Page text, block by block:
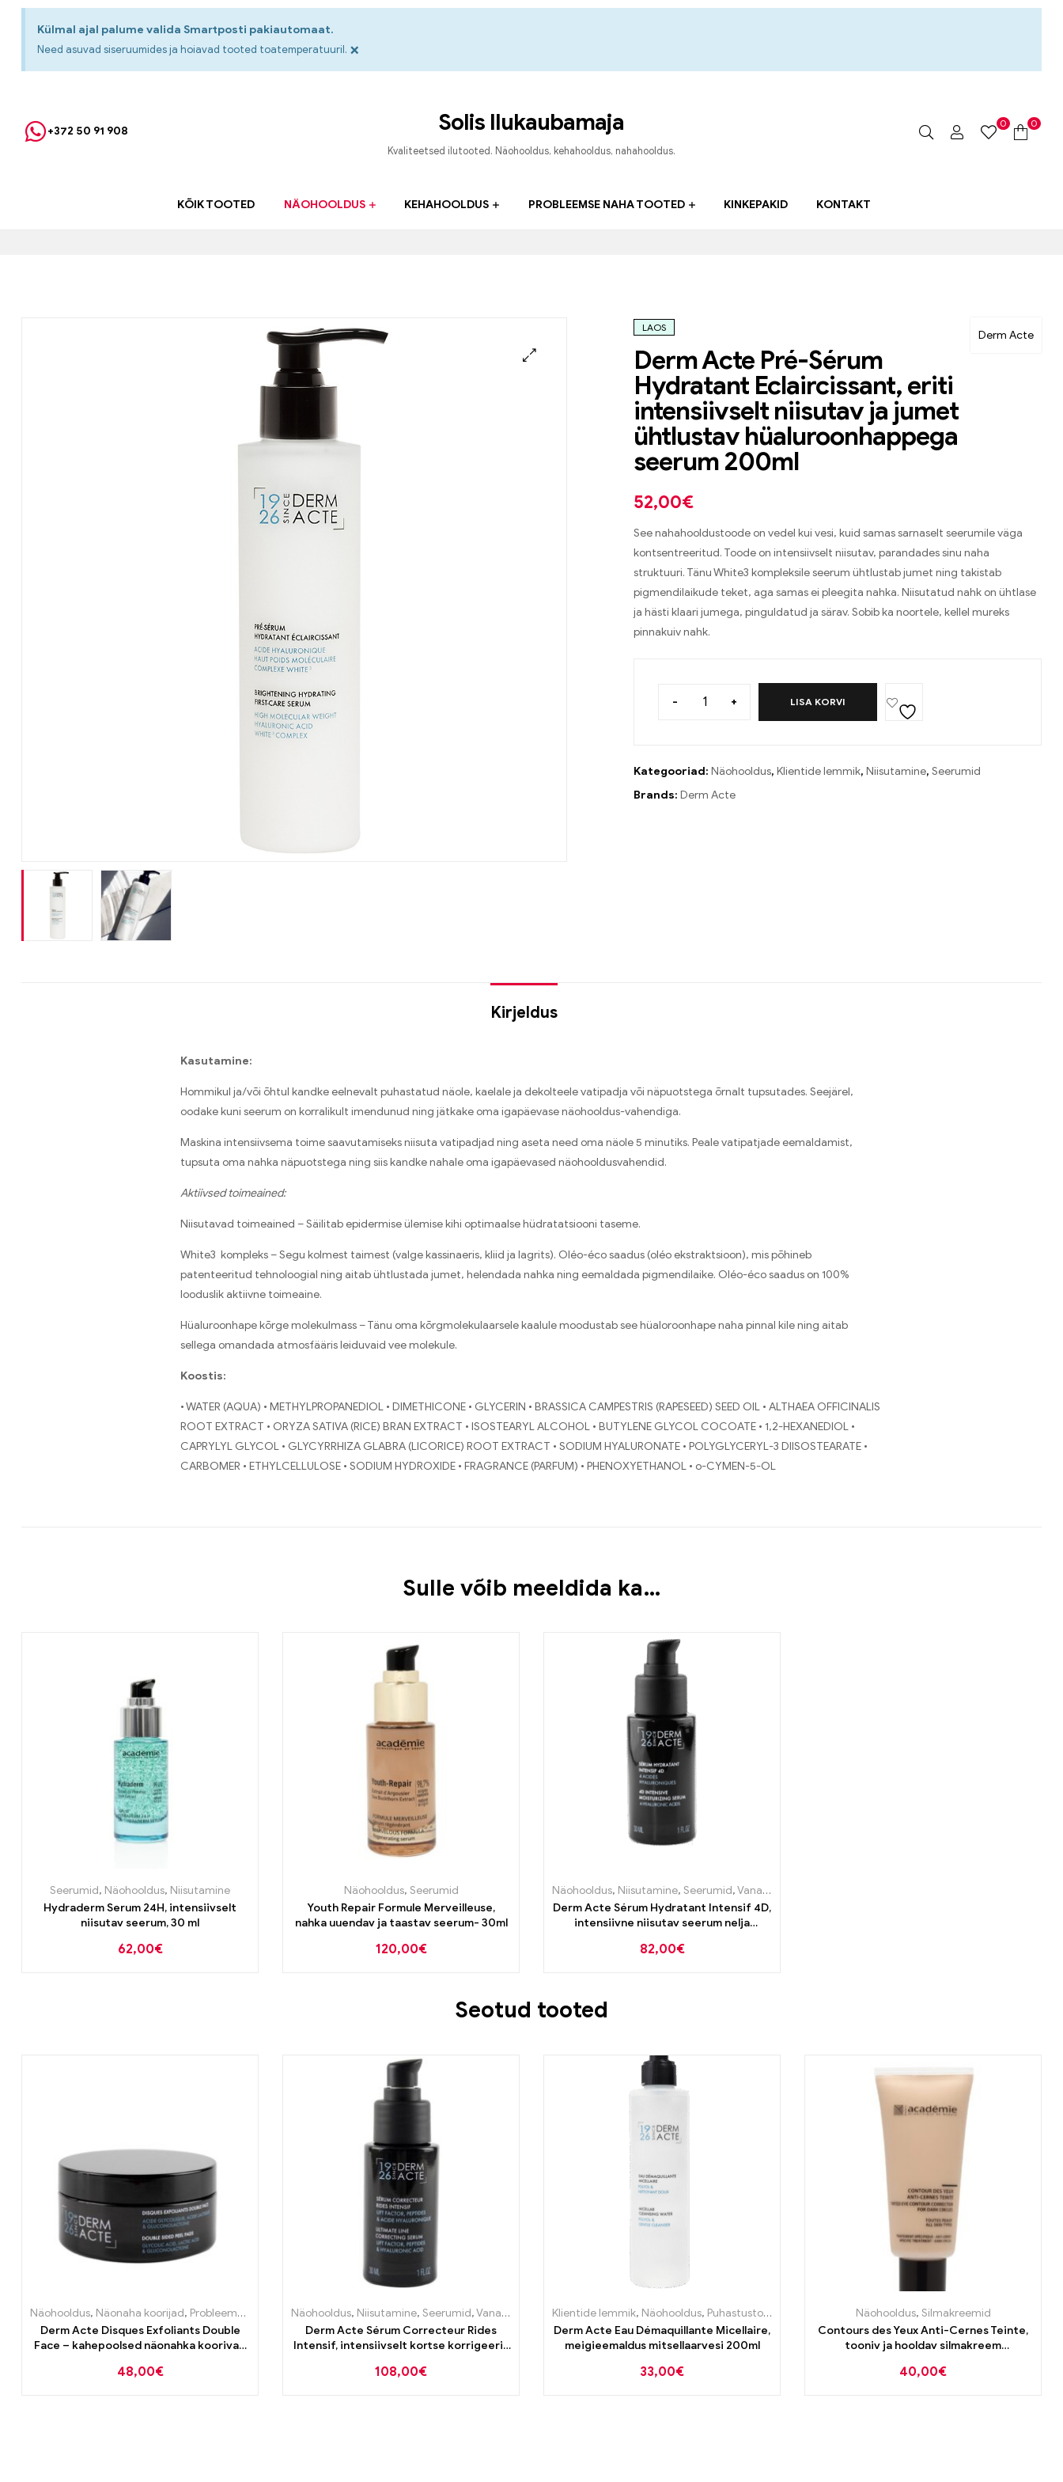
Külmal ajal palume valida Smartposti pakiautomaat.
Need asuvad siseruumides ja hoiavad tooted toatemperatuuril. ×
+372 50 91 908 Solis Ilukaubamaja
Kvaliteetsed ilutooted. Näohooldus, kehahooldus, nahahooldus.
0 0
KÕIK TOOTED NÄOHOOLDUS KEHAHOOLDUS PROBLEEMSE NAHA TOOTED KINKEPAKID KONTAKT
Derm Acte
LAOS
Derm Acte Pré-Sérum
Hydratant Eclaircissant, eriti
intensiivselt niisutav ja jumet
ühtlustav hüaluroonhappega
seerum 200ml
52,00€
See nahahooldustoode on vedel kui vesi, kuid samas sarnaselt seerumile väga
kontsentreeritud. Toode on intensiivselt niisutav, parandades sinu naha
struktuuri. Tänu White3 kompleksile seerum ühtlustab jumet ning takistab
pigmendilaikude teket, aga samas ei pleegita nahka. Niisutatud nahk on ühtlase
ja hästi klaari jumega, pinguldatud ja särav. Sobib ka noortele, kellel mureks
pinnakuiv nahk.
- + LISA KORVI
Kategooriad: Näohooldus, Klientide lemmik, Niisutamine, Seerumid
Brands: Derm Acte
Kirjeldus
Kasutamine:
Hommikul ja/või õhtul kandke eelnevalt puhastatud näole, kaelale ja dekolteele vatipadja või näpuotstega õrnalt tupsutades. Seejärel,
oodake kuni seerum on korralikult imendunud ning jätkake oma igapäevase näohooldus-vahendiga.
Maskina intensiivsema toime saavutamiseks niisuta vatipadjad ning aseta need oma näole 5 minutiks. Peale vatipatjade eemaldamist,
tupsuta oma nahka näpuotstega ning siis kandke nahale oma igapäevased näohooldusvahendid.
Aktiivsed toimeained:
Niisutavad toimeained – Säilitab epidermise ülemise kihi optimaalse hüdratatsiooni taseme.
White3 kompleks – Segu kolmest taimest (valge kassinaeris, kliid ja lagrits). Oléo-éco saadus (oléo ekstraktsioon), mis põhineb
patenteeritud tehnoloogial ning aitab ühtlustada jumet, helendada nahka ning eemaldada pigmendilaike. Oléo-éco saadus on 100%
looduslik aktiivne toimeaine.
Hüaluroonhape kõrge molekulmass – Tänu oma kõrgmolekulaarsele kaalule moodustab see hüaloroonhape naha pinnal kile ning aitab
sellega omandada atmosfääris leiduvaid vee molekule.
Koostis:
• WATER (AQUA) • METHYLPROPANEDIOL • DIMETHICONE • GLYCERIN • BRASSICA CAMPESTRIS (RAPESEED) SEED OIL • ALTHAEA OFFICINALIS
ROOT EXTRACT • ORYZA SATIVA (RICE) BRAN EXTRACT • ISOSTEARYL ALCOHOL • BUTYLENE GLYCOL COCOATE • 1,2-HEXANEDIOL •
CAPRYLYL GLYCOL • GLYCYRRHIZA GLABRA (LICORICE) ROOT EXTRACT • SODIUM HYALURONATE • POLYGLYCERYL-3 DIISOSTEARATE •
CARBOMER • ETHYLCELLULOSE • SODIUM HYDROXIDE • FRAGRANCE (PARFUM) • PHENOXYETHANOL • o-CYMEN-5-OL
Sulle võib meeldida ka…
Seerumid, Näohooldus, Niisutamine
Hydraderm Serum 24H, intensiivselt
niisutav seerum, 30 ml
62,00€
Näohooldus, Seerumid
Youth Repair Formule Merveilleuse,
nahka uuendav ja taastav seerum- 30ml
120,00€
Näohooldus, Niisutamine, Seerumid,Vananemisvastane
Derm Acte Sérum Hydratant Intensif 4D,
intensiivne niisutav seerum nelja
82,00€
Seotud tooted
Näohooldus, Näonaha koorijad, Probleemse naha tooted ,Puhastustooted,Puhastustooted
Derm Acte Disques Exfoliants Double
Face – kahepoolsed näonahka koorivad
48,00€
Näohooldus, Niisutamine, Seerumid,Vananemisvastane
Derm Acte Sérum Correcteur Rides
Intensif, intensiivselt kortse korrigeeriv
108,00€
Klientide lemmik, Näohooldus, Puhastustooted
Derm Acte Eau Démaquillante Micellaire,
meigieemaldus mitsellaarvesi 200ml
33,00€
Näohooldus, Silmakreemid
Contours des Yeux Anti-Cernes Teinte,
tooniv ja hooldav silmakreem
40,00€